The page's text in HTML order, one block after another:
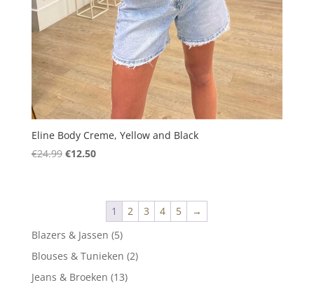
Eline Body Creme, Yellow and Black
€24.99 Oorspronkelijke
€12.50Huidige
€12.50.
1 2 3 4 5
→
Blazers & Jassen 55
producten
Blouses & Tunieken 22
Jeans & Broeken 1313